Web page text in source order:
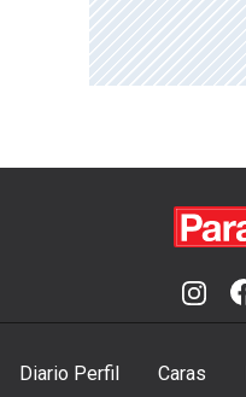
Diario Perfil Caras